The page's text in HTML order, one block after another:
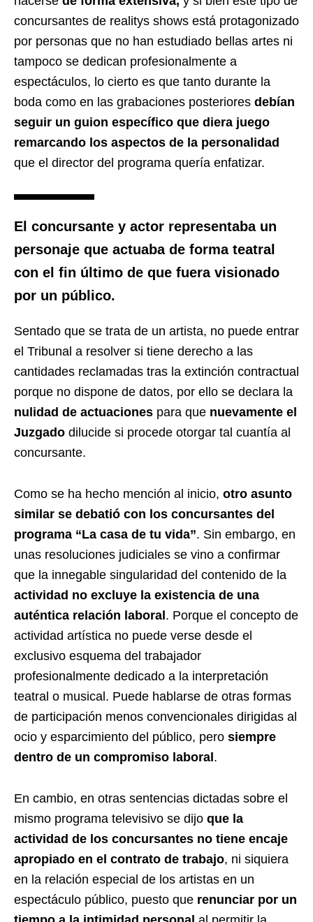
concursantes de realitys shows está protagonizado
por personas que no han estudiado bellas artes ni
tampoco se dedican profesionalmente a
espectáculos, lo cierto es que tanto durante la
boda como en las grabaciones posteriores debían
seguir un guion específico que diera juego
remarcando los aspectos de la personalidad
que el director del programa quería enfatizar.
El concursante y actor representaba un
personaje que actuaba de forma teatral
con el fin último de que fuera visionado
por un público.
Sentado que se trata de un artista, no puede entrar
el Tribunal a resolver si tiene derecho a las
cantidades reclamadas tras la extinción contractual
porque no dispone de datos, por ello se declara la
nulidad de actuaciones para que nuevamente el
Juzgado dilucide si procede otorgar tal cuantía al
concursante.
Como se ha hecho mención al inicio, otro asunto
similar se debatió con los concursantes del
programa “La casa de tu vida”. Sin embargo, en
unas resoluciones judiciales se vino a confirmar
que la innegable singularidad del contenido de la
actividad no excluye la existencia de una
auténtica relación laboral . Porque el concepto de
actividad artística no puede verse desde el
exclusivo esquema del trabajador
profesionalmente dedicado a la interpretación
teatral o musical. Puede hablarse de otras formas
de participación menos convencionales dirigidas al
ocio y esparcimiento del público, pero siempre
dentro de un compromiso laboral .
En cambio, en otras sentencias dictadas sobre el
mismo programa televisivo se dijo que la
actividad de los concursantes no tiene encaje
apropiado en el contrato de trabajo, ni siquiera
en la relación especial de los artistas en un
espectáculo público, puesto que renunciar por un